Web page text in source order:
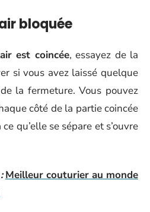
bloquée
est coincée, essayez de la
si vous avez laissé quelque
la fermeture. Vous pouvez
côté de la partie coincée
qu’elle se sépare et s’ouvre
Meilleur couturier au monde